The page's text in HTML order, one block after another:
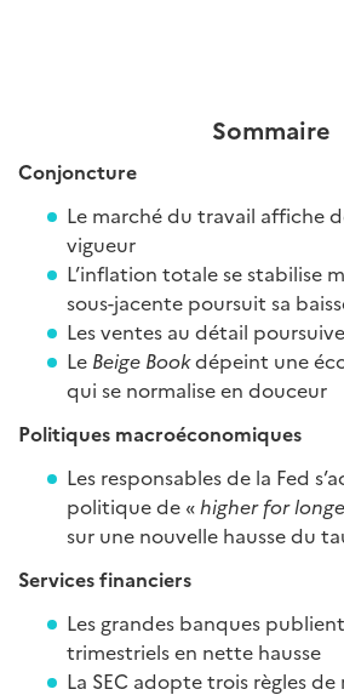
Sommaire
Conjoncture
Le marché du travail affiche
vigueur
L’inflation totale se stabilise
sous-jacente poursuit sa
Les ventes au détail
Le Beige Bookdépeint une
qui se normalise en douceur
Politiques macroéconomiques
Les responsables de la Fed
politique de « higher for
sur une nouvelle hausse du
Services financiers
Les grandes banques
trimestriels en nette hausse
La SEC adopte trois règles